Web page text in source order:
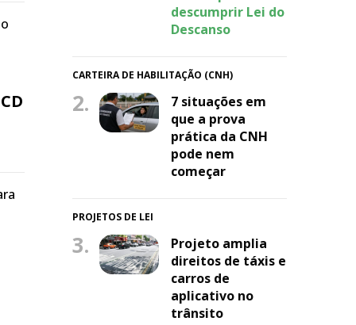
descumprir Lei do
Descanso
CARTEIRA DE HABILITAÇÃO (CNH)
2.
7 situações em
que a prova
prática da CNH
pode nem
começar
PROJETOS DE LEI
3.
Projeto amplia
direitos de táxis e
carros de
aplicativo no
trânsito